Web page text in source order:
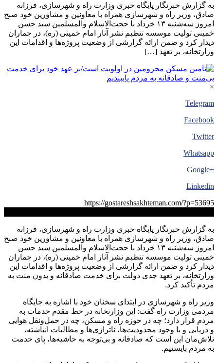
به گزارش خبرنگار پایگاه خبری وزارت راه و شهرسازی، فرزانه
صادق، وزیر راه و شهرسازی همراه با معاونین و مشاورین خود صبح
امروز سه‌شنبه ۱۳ خرداد با حجت‌الاسلام والمسلمین سید حسن
خمینی تولیت موسسه تنظیم نشر آثار امام خمینی (ره)، در جماران
دیدار کرد و ضمن ارائه گزارشی از وضعیت پروژه‌ها و اقدامات این
وزارتخانه، بر تعهد […]
×
Telegram
Facebook
Twitter
Whatsapp
+Google
Linkedin
https://gostareshsakhteman.com/?p=53695
به گزارش خبرنگار پایگاه خبری وزارت راه و شهرسازی، فرزانه
صادق، وزیر راه و شهرسازی همراه با معاونین و مشاورین خود صبح
امروز سه‌شنبه ۱۳ خرداد با حجت‌الاسلام والمسلمین سید حسن
خمینی تولیت موسسه تنظیم نشر آثار امام خمینی (ره)، در جماران
دیدار کرد و ضمن ارائه گزارشی از وضعیت پروژه‌ها و اقدامات این
وزارتخانه، بر تعهد جدی دولت برای خدمت صادقانه و بدون منت به
مردم تأکید کرد.
وزیر راه و شهرسازی در ابتدای سخنان خود با اشاره به جایگاه
مردمی وزارت راه گفت: این وزارتخانه در خط مقدم خدمات به
مردم قرار دارد؛ چه در حوزه راه و مسکن، چه در حمل‌ونقل هوایی
و دریایی و با وجود محدودیت‌ها، ناترازی‌ها و مطالبات انباشته،
تلاش‌مان این است که صادقانه و بی‌توجه به حاشیه‌ها، پای خدمت
به مردم بایستیم.